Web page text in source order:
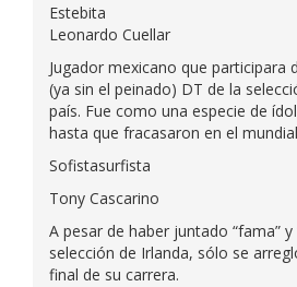
Estebita
Leonardo Cuellar
Jugador mexicano que participara
(ya sin el peinado) DT de la
país. Fue como una especie de
hasta que fracasaron en el
Sofistasurfista
Tony Cascarino
A pesar de haber juntado “fama” y
selección de Irlanda, sólo se
final de su carrera.